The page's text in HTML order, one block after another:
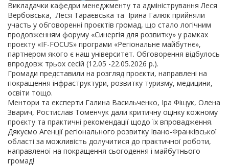
Викладачки кафедри менеджменту та адміністрування Леся
Вербовська, Леся Тараєвська та Ірина Галюк прийняли
участь у обговоренні проєктів громад, що стало логічним
продовженням форуму «Синергія для розвитку» у рамках
проєкту «IF-FOCUS» програми «Регіональне майбутнє»,
партнером якого є наш університет. Обговорення відбулось
впродовж трьох сесій (12.05 -22.05.2026 р.).
Громади представили на розгляд проєкти, направлені на
покращення інфраструктури, розвитку туризму, медицини,
освіти тощо.
Ментори та експерти Галина Васильченко, Іра Фіщук, Олена
Зварич, Ростислав Томенчук дали критичну оцінку кожному
проєкту та практичні рекомендації щодо їх впровадження.
Дякуємо Агенції регіонального розвитку Івано-Франківської
області за можливість долучитися до практичної роботи,
направленої на покращення сьогодення і майбутнього
громад!